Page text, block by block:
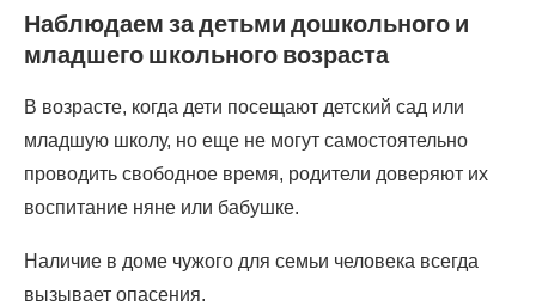
Наблюдаем за детьми дошкольного и
младшего школьного возраста
В возрасте, когда дети посещают детский сад или
младшую школу, но еще не могут самостоятельно
проводить свободное время, родители доверяют их
воспитание няне или бабушке.
Наличие в доме чужого для семьи человека всегда
вызывает опасения.